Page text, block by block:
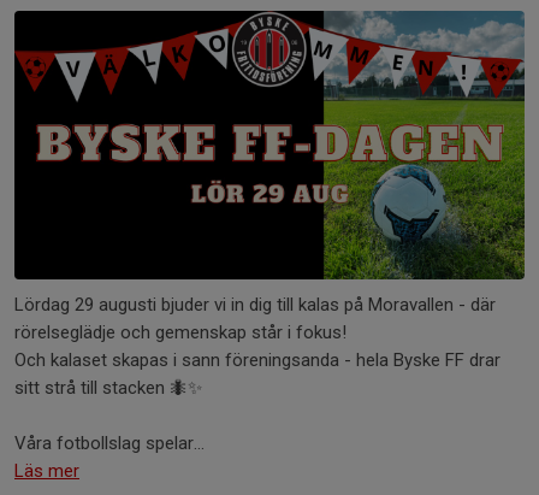
Lördag 29 augusti bjuder vi in dig till kalas på Moravallen - där
rörelseglädje och gemenskap står i fokus!
Och kalaset skapas i sann föreningsanda - hela Byske FF drar
sitt strå till stacken 🐜✨
Våra fotbollslag spelar...
Läs mer